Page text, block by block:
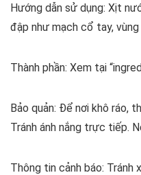
Hướng dẫn sử dụng: Xịt
đập như mạch cổ tay,
Thành phần: Xem tại
Bảo quản: Để nơi khô ráo,
Tránh ánh nắng trực tiếp.
Thông tin cảnh báo: